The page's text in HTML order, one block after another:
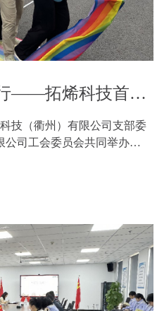
中秋趣跑，拓烯同行——拓烯科技首届趣味运动会成功举办
技（衢州）有限公司支部委
公司工会委员会共同举办